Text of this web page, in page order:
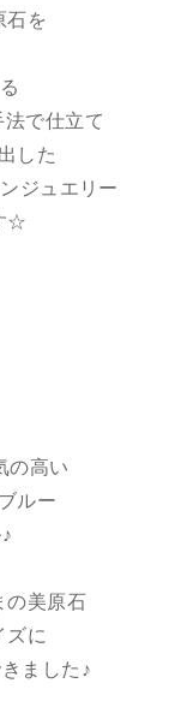
石を
で仕立て
した
ジュエリー
☆
の高い
ルー
の美原石
ズに
ました♪